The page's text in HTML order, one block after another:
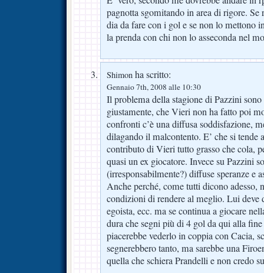
pagnotta sgomitando in area di rigore.
dia da fare con i gol e se non lo mettono
la prenda con chi non lo asseconda nel
Shimon ha scritto:
Gennaio 7th, 2008 alle 10:30
Il problema della stagione di Pazzini
giustamente, che Vieri non ha fatto poi
confronti c’è una diffusa soddisfazione,
dilagando il malcontento. E’ che si tende
contributo di Vieri tutto grasso che cola,
quasi un ex giocatore. Invece su Pazzini
(irresponsabilmente?) diffuse speranze e
Anche perché, come tutti dicono adesso,
condizioni di rendere al meglio. Lui deve
egoista, ecc. ma se continua a giocare
dura che segni più di 4 gol da qui alla
piacerebbe vederlo in coppia con Cacia,
segnerebbero tanto, ma sarebbe una
quella che schiera Prandelli e non credo